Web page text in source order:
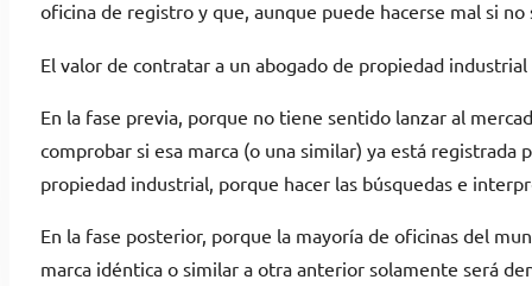
oficina de registro y que, aunque puede hacerse mal si
El valor de contratar a un abogado de propiedad
En la fase previa, porque no tiene sentido lanzar al
comprobar si esa marca (o una similar) ya está
propiedad industrial, porque hacer las búsquedas e
En la fase posterior, porque la mayoría de oficinas del
marca idéntica o similar a otra anterior solamente será